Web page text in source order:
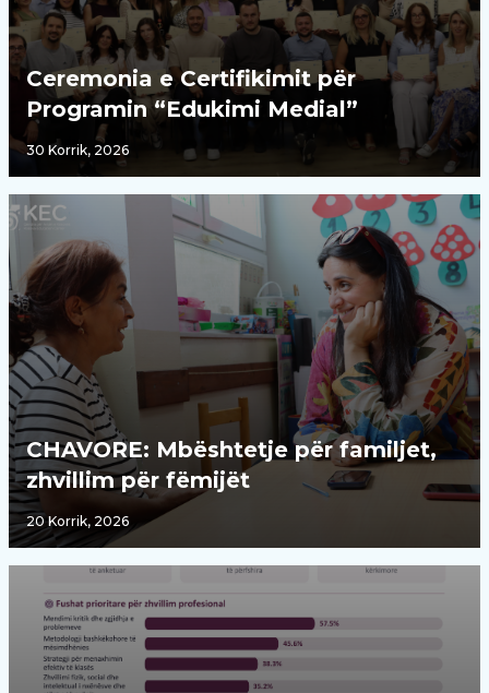
Ceremonia e Certifikimit për
Programin “Edukimi Medial”
30 Korrik, 2026
CHAVORE: Mbështetje për familjet,
zhvillim për fëmijët
20 Korrik, 2026